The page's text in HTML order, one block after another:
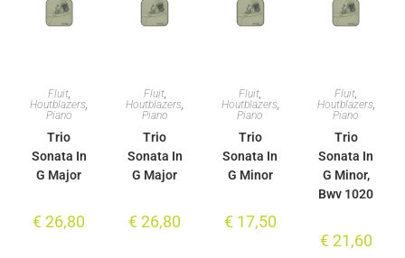
Fluit,
Houtblazers,
Piano
Trio
Sonata In
G Major
€26,80
Fluit,
Houtblazers,
Piano
Trio
Sonata In
G Major
€26,80
Fluit,
Houtblazers,
Piano
Trio
Sonata In
G Minor
€17,50
Fluit,
Houtblazers,
Piano
Trio
Sonata In
G Minor,
Bwv 1020
€21,60